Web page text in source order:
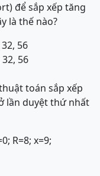
để sắp xếp tăng
là thế nào?
56
32, 56
toán sắp xếp
lần duyệt thứ nhất
R=8; x=9;